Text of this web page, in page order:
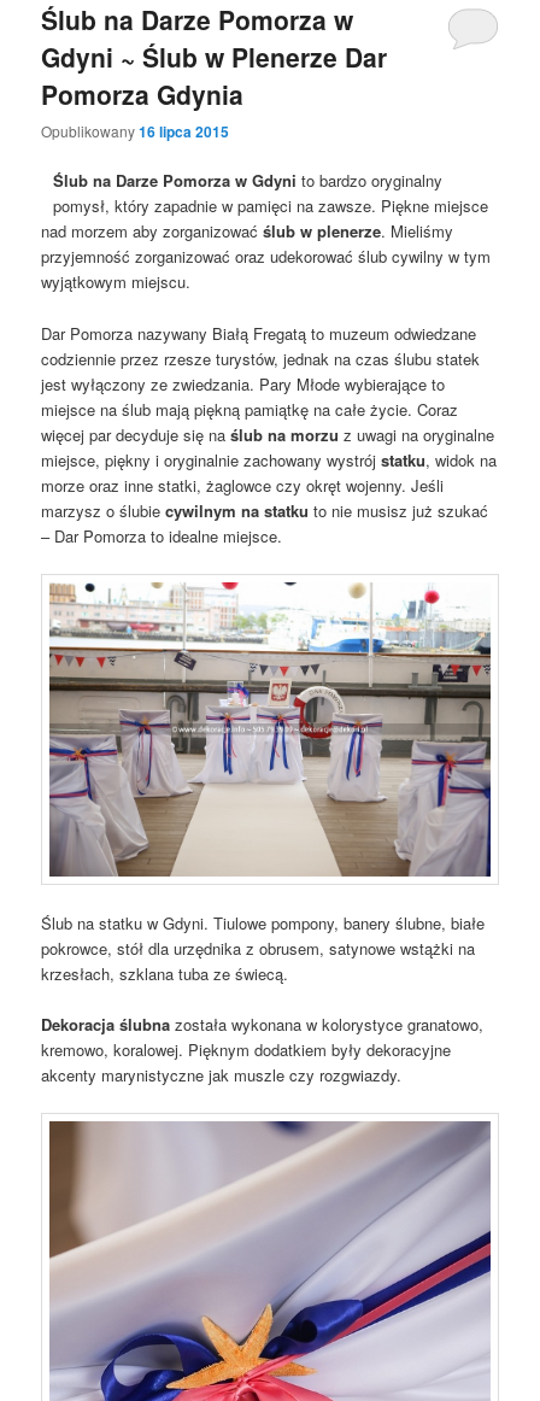
Ślub na Darze Pomorza w
Gdyni ~ Ślub w Plenerze Dar
Pomorza Gdynia
Opublikowany16 lipca 2015
Ślub na Darze Pomorza w Gdyni to bardzo oryginalny
pomysł, który zapadnie w pamięci na zawsze. Piękne miejsce
nad morzem aby zorganizowaćślub w plenerze. Mieliśmy
przyjemność zorganizować oraz udekorować ślub cywilny w tym
wyjątkowym miejscu.
Dar Pomorza nazywany Białą Fregatą to muzeum odwiedzane
codziennie przez rzesze turystów, jednak na czas ślubu statek
jest wyłączony ze zwiedzania. Pary Młode wybierające to
miejsce na ślub mają piękną pamiątkę na całe życie. Coraz
więcej par decyduje się naślub na morzu z uwagi na oryginalne
miejsce, piękny i oryginalnie zachowany wystrójstatku, widok na
morze oraz inne statki, żaglowce czy okręt wojenny. Jeśli
marzysz o ślubiecywilnym na statku to nie musisz już szukać
– Dar Pomorza to idealne miejsce.
Ślub na statku w Gdyni. Tiulowe pompony, banery ślubne, białe
pokrowce, stół dla urzędnika z obrusem, satynowe wstążki na
krzesłach, szklana tuba ze świecą.
Dekoracja ślubna została wykonana w kolorystyce granatowo,
kremowo, koralowej. Pięknym dodatkiem były dekoracyjne
akcenty marynistyczne jak muszle czy rozgwiazdy.